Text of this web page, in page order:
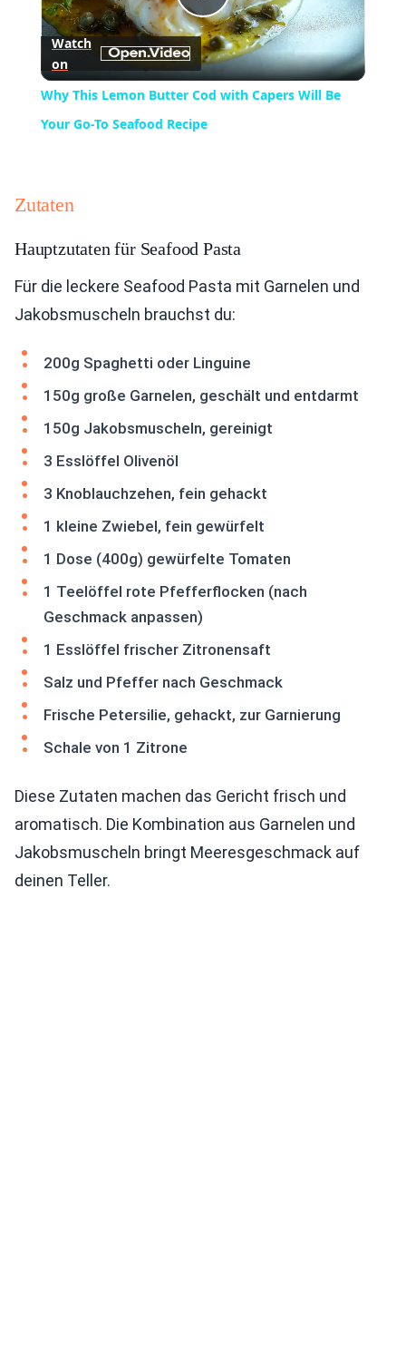
Play
Video
Watch
on
Why This Lemon Butter Cod with Capers Will Be
Your Go-To Seafood Recipe
Zutaten
Hauptzutaten für Seafood Pasta
Für die leckere Seafood Pasta mit Garnelen und
Jakobsmuscheln brauchst du:
200g Spaghetti oder Linguine
150g große Garnelen, geschält und entdarmt
150g Jakobsmuscheln, gereinigt
3 Esslöffel Olivenöl
3 Knoblauchzehen, fein gehackt
1 kleine Zwiebel, fein gewürfelt
1 Dose (400g) gewürfelte Tomaten
1 Teelöffel rote Pfefferflocken (nach
Geschmack anpassen)
1 Esslöffel frischer Zitronensaft
Salz und Pfeffer nach Geschmack
Frische Petersilie, gehackt, zur Garnierung
Schale von 1 Zitrone
Diese Zutaten machen das Gericht frisch und
aromatisch. Die Kombination aus Garnelen und
Jakobsmuscheln bringt Meeresgeschmack auf
deinen Teller.